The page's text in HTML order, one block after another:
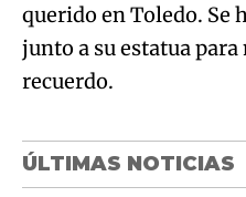
querido en Toledo. Se
junto a su estatua
recuerdo.
ÚLTIMAS NOTICIAS